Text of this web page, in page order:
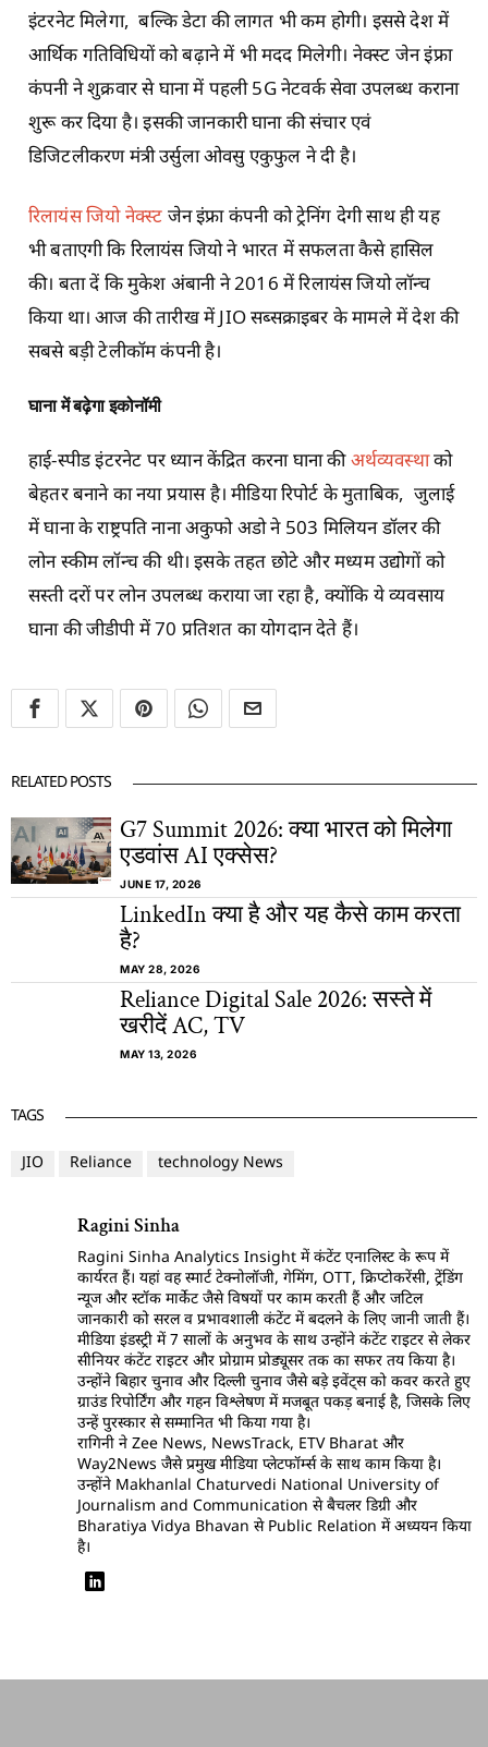
इंटरनेट मिलेगा, बल्कि डेटा की लागत भी कम होगी। इससे देश में
आर्थिक गतिविधियों को बढ़ाने में भी मदद मिलेगी। नेक्स्ट जेन इंफ्रा
कंपनी ने शुक्रवार से घाना में पहली 5G नेटवर्क सेवा उपलब्ध कराना
शुरू कर दिया है। इसकी जानकारी घाना की संचार एवं
डिजिटलीकरण मंत्री उर्सुला ओवसु एकुफुल ने दी है।
रिलायंस जियो नेक्स्ट जेन इंफ्रा कंपनी को ट्रेनिंग देगी साथ ही यह
भी बताएगी कि रिलायंस जियो ने भारत में सफलता कैसे हासिल
की। बता दें कि ​​मुकेश अंबानी ने 2016 में रिलायंस जियो लॉन्च
किया था। आज की तारीख में JIO सब्सक्राइबर के मामले में देश की
सबसे बड़ी टेलीकॉम कंपनी है।
घाना में बढ़ेगा इकोनॉमी
हाई-स्पीड इंटरनेट पर ध्यान केंद्रित करना घाना कीअर्थव्यवस्थाको
बेहतर बनाने का नया प्रयास है। मीडिया रिपोर्ट के मुताबिक, जुलाई
में घाना के राष्ट्रपति नाना अकुफो अडो ने 503 मिलियन डॉलर की
लोन स्कीम लॉन्च की थी। इसके तहत छोटे और मध्यम उद्योगों को
सस्ती दरों पर लोन उपलब्ध कराया जा रहा है, क्योंकि ये व्यवसाय
घाना की जीडीपी में 70 प्रतिशत का योगदान देते हैं।
RELATED POSTS
G7 Summit 2026: क्या भारत को मिलेगा
एडवांस AI एक्सेस?
JUNE 17, 2026
LinkedIn क्या है और यह कैसे काम करता
है?
MAY 28, 2026
Reliance Digital Sale 2026: सस्ते में
खरीदें AC, TV
MAY 13, 2026
TAGS
JIO Reliance technology News
Ragini Sinha
Ragini Sinha Analytics Insight में कंटेंट एनालिस्ट के रूप में
कार्यरत हैं। यहां वह स्मार्ट टेक्नोलॉजी, गेमिंग, OTT, क्रिप्टोकरेंसी, ट्रेंडिंग
न्यूज और स्टॉक मार्केट जैसे विषयों पर काम करती हैं और जटिल
जानकारी को सरल व प्रभावशाली कंटेंट में बदलने के लिए जानी जाती हैं।
मीडिया इंडस्ट्री में 7 सालों के अनुभव के साथ उन्होंने कंटेंट राइटर से लेकर
सीनियर कंटेंट राइटर और प्रोग्राम प्रोड्यूसर तक का सफर तय किया है।
उन्होंने बिहार चुनाव और दिल्ली चुनाव जैसे बड़े इवेंट्स को कवर करते हुए
ग्राउंड रिपोर्टिंग और गहन विश्लेषण में मजबूत पकड़ बनाई है, जिसके लिए
उन्हें पुरस्कार से सम्मानित भी किया गया है।
रागिनी ने Zee News, NewsTrack, ETV Bharat और
Way2News जैसे प्रमुख मीडिया प्लेटफॉर्म्स के साथ काम किया है।
उन्होंने Makhanlal Chaturvedi National University of
Journalism and Communication से बैचलर डिग्री और
Bharatiya Vidya Bhavan से Public Relation में अध्ययन किया
है।